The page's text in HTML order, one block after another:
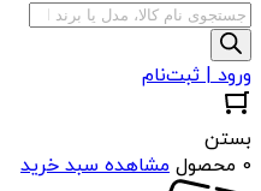
جستجوی
محصولات
ورود | ثبت‌نام
بستن
0 محصول
مشاهده سبد خرید